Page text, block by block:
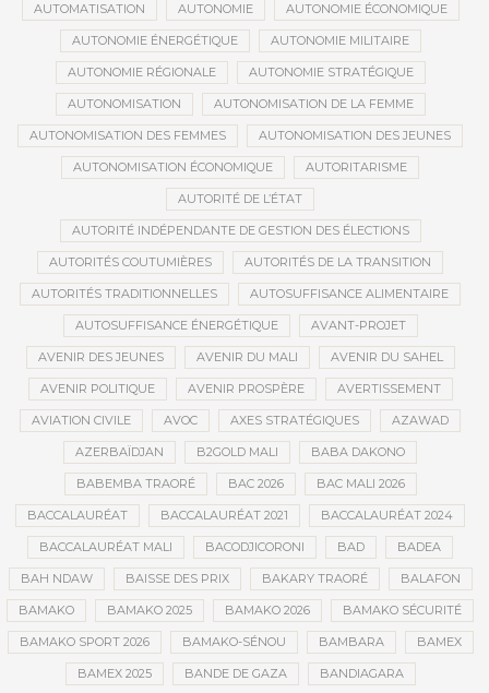
AUTOMATISATION AUTONOMIE AUTONOMIE ÉCONOMIQUE
AUTONOMIE ÉNERGÉTIQUE AUTONOMIE MILITAIRE
AUTONOMIE RÉGIONALE AUTONOMIE STRATÉGIQUE
AUTONOMISATION AUTONOMISATION DE LA FEMME
AUTONOMISATION DES FEMMES AUTONOMISATION DES JEUNES
AUTONOMISATION ÉCONOMIQUE AUTORITARISME
AUTORITÉ DE L’ÉTAT
AUTORITÉ INDÉPENDANTE DE GESTION DES ÉLECTIONS
AUTORITÉS COUTUMIÈRES AUTORITÉS DE LA TRANSITION
AUTORITÉS TRADITIONNELLES AUTOSUFFISANCE ALIMENTAIRE
AUTOSUFFISANCE ÉNERGÉTIQUE AVANT-PROJET
AVENIR DES JEUNES AVENIR DU MALI AVENIR DU SAHEL
AVENIR POLITIQUE AVENIR PROSPÈRE AVERTISSEMENT
AVIATION CIVILE AVOC AXES STRATÉGIQUES AZAWAD
AZERBAÏDJAN B2GOLD MALI BABA DAKONO
BABEMBA TRAORÉ BAC 2026 BAC MALI 2026
BACCALAURÉAT BACCALAURÉAT 2021 BACCALAURÉAT 2024
BACCALAURÉAT MALI BACODJICORONI BAD BADEA
BAH NDAW BAISSE DES PRIX BAKARY TRAORÉ BALAFON
BAMAKO BAMAKO 2025 BAMAKO 2026 BAMAKO SÉCURITÉ
BAMAKO SPORT 2026 BAMAKO-SÉNOU BAMBARA BAMEX
BAMEX 2025 BANDE DE GAZA BANDIAGARA